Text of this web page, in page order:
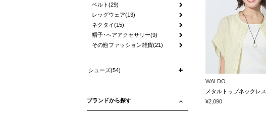
WALDO
メタルトップネックレス
¥2,090
ベルト(29)
レッグウェア(13)
ネクタイ(15)
帽子･ヘアアクセサリー(9)
その他ファッション雑貨(21)
シューズ(54)
ブランドから探す